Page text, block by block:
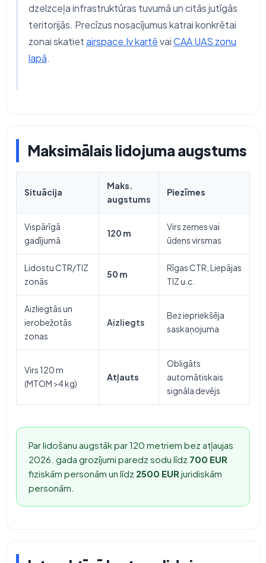
dzelzceļa infrastruktūras tuvumā un citās jutīgās
teritorijās. Precīzus nosacījumus katrai konkrētai
zonai skatietairspace.lv kartēvaiCAA UAS zonu
lapā.
Maksimālais lidojuma augstums
Situācija
Maks.
augstums
Piezīmes
Vispārīgā
gadījumā
120 m
Virs zemes vai
ūdens virsmas
Lidostu CTR/TIZ
zonās
50 m
Rīgas CTR, Liepājas
TIZ u.c.
Aizliegtās un
ierobežotās
zonas
Aizliegts
Bez iepriekšēja
saskaņojuma
Virs 120 m
(MTOM >4 kg)
Atļauts
Obligāts
automātiskais
signāla devējs
Par lidošanu augstāk par 120 metriem bez atļaujas
2026. gada grozījumi paredz sodu līdz 700 EUR
fiziskām personām un līdz 2500 EUR juridiskām
personām.